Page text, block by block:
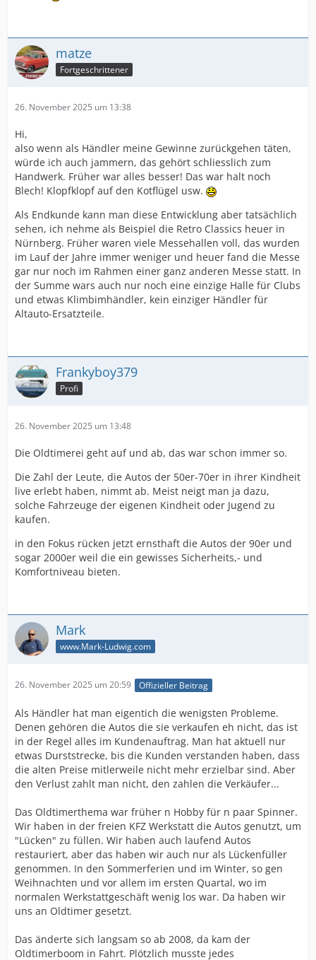
matze
Fortgeschrittener
26. November 2025 um 13:38
Hi,
also wenn als Händler meine Gewinne zurückgehen täten,
würde ich auch jammern, das gehört schliesslich zum
Handwerk. Früher war alles besser! Das war halt noch
Blech! Klopfklopf auf den Kotflügel usw.
Als Endkunde kann man diese Entwicklung aber tatsächlich
sehen, ich nehme als Beispiel die Retro Classics heuer in
Nürnberg. Früher waren viele Messehallen voll, das wurden
im Lauf der Jahre immer weniger und heuer fand die Messe
gar nur noch im Rahmen einer ganz anderen Messe statt. In
der Summe wars auch nur noch eine einzige Halle für Clubs
und etwas Klimbimhändler, kein einziger Händler für
Altauto-Ersatzteile.
Frankyboy379
Profi
26. November 2025 um 13:48
Die Oldtimerei geht auf und ab, das war schon immer so.
Die Zahl der Leute, die Autos der 50er-70er in ihrer Kindheit
live erlebt haben, nimmt ab. Meist neigt man ja dazu,
solche Fahrzeuge der eigenen Kindheit oder Jugend zu
kaufen.
in den Fokus rücken jetzt ernsthaft die Autos der 90er und
sogar 2000er weil die ein gewisses Sicherheits,- und
Komfortniveau bieten.
Mark
www.Mark-Ludwig.com
26. November 2025 um 20:59 Offizieller Beitrag
Als Händler hat man eigentich die wenigsten Probleme.
Denen gehören die Autos die sie verkaufen eh nicht, das ist
in der Regel alles im Kundenauftrag. Man hat aktuell nur
etwas Durststrecke, bis die Kunden verstanden haben, dass
die alten Preise mitlerweile nicht mehr erzielbar sind. Aber
den Verlust zahlt man nicht, den zahlen die Verkäufer...
Das Oldtimerthema war früher n Hobby für n paar Spinner.
Wir haben in der freien KFZ Werkstatt die Autos genutzt, um
"Lücken" zu füllen. Wir haben auch laufend Autos
restauriert, aber das haben wir auch nur als Lückenfüller
genommen. In den Sommerferien und im Winter, so gen
Weihnachten und vor allem im ersten Quartal, wo im
normalen Werkstattgeschäft wenig los war. Da haben wir
uns an Oldtimer gesetzt.
Das änderte sich langsam so ab 2008, da kam der
Oldtimerboom in Fahrt. Plötzlich musste jedes